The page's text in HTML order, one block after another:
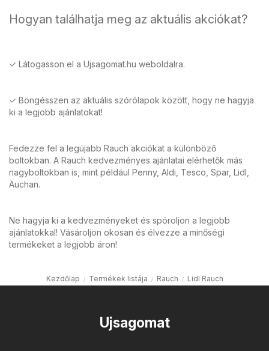
Hogyan találhatja meg az aktuális akciókat?
✓ Látogasson el a Ujsagomat.hu weboldalra.
✓ Böngésszen az aktuális szórólapok között, hogy ne hagyja
ki a legjobb ajánlatokat!
Fedezze fel a legújabb Rauch akciókat a különböző
boltokban. A Rauch kedvezményes ajánlatai elérhetők más
nagyboltokban is, mint például Penny, Aldi, Tesco, Spar, Lidl,
Auchan.
Ne hagyja ki a kedvezményeket és spóroljon a legjobb
ajánlatokkal! Vásároljon okosan és élvezze a minőségi
termékeket a legjobb áron!
Kezdőlap Termékek listája Rauch Lidl Rauch
Ujsagomat